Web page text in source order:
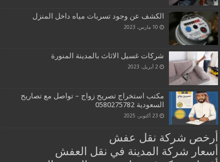
الكشف عن وجود تسربات مياه داخل المنزل
10 مارس، 2023
شركات غسيل الاثاث بالمدينة المنورة
2 أبريل، 2023
مكتب استخراج تصريح زواج – تواصل مع تصاريح
السعودية‎0580275782 ‎‏ ‏
23 أكتوبر، 2025
أرخص شركة نقل عفش
أسعار شركة المدينة في نقل العفش